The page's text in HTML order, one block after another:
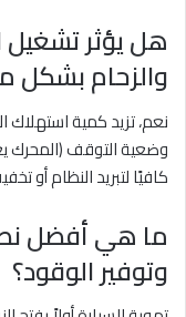
هل يؤثر تشغيل
والزحام بشكل
نعم، تزيد كمية
وضعية التوقف (المحرك
كافيًا لتبريد النظام أو
ما هي أفضل
وتوفير الوقود؟